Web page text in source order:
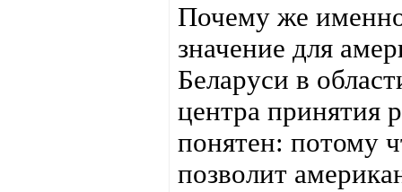
Почему же
значение для
Беларуси в
центра принятия
понятен: потому
позволит